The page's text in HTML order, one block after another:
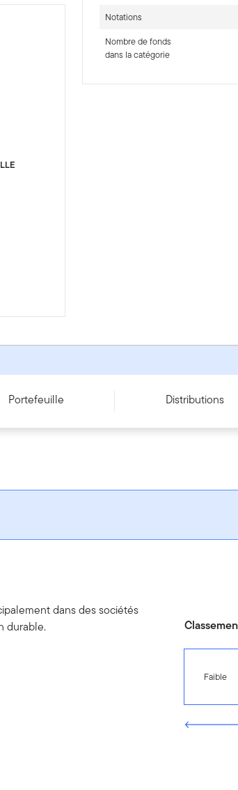
Notations
Nombre de fonds
dans la catégorie
Portefeuille Distributions
dans des sociétés
durable.
Faible